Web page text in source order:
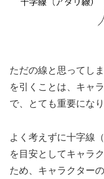
ただの線と思ってし
を引くことは、キャ
で、とても重要になり
よく考えずに十字線（
を目安としてキャラ
ため、キャラクター